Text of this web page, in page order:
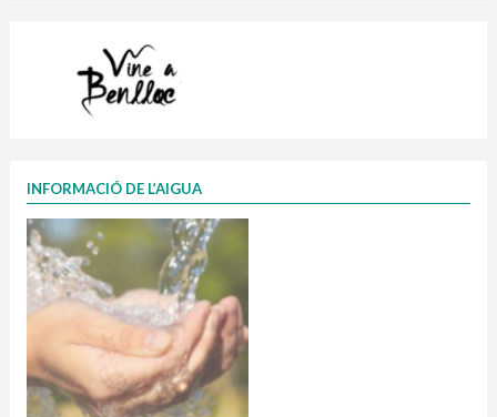
INFORMACIÓ DE L’AIGUA